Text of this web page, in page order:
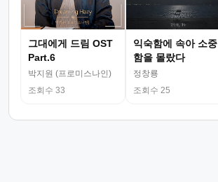
그대에게 드림 OST
Part.6
박지원 (프로미스나인)
조회수 33
익숙함에 속아 소중
함을 몰랐다
정창룡
조회수 25